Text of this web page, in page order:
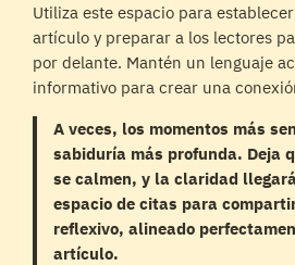
Utiliza este espacio para
artículo y preparar a los lectores
por delante. Mantén un lenguaje
informativo para crear una
A veces, los momentos más
sabiduría más profunda. Deja
se calmen, y la claridad
espacio de citas para
reflexivo, alineado
artículo.